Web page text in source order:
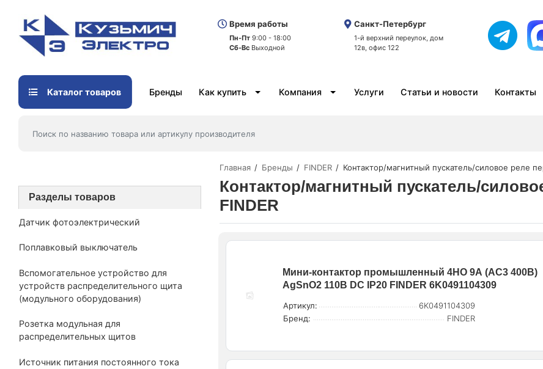
Время работы
Пн-Пт 9:00 - 18:00
Сб-Вс Выходной
Санкт-Петербург
1-й верхний переулок, дом
12в, офис 122
Каталог товаров Бренды Как купить Компания Услуги Статьи и новости Контакты
Главная Бренды FINDER Контактор/магнитный пускатель/силовое реле
Контактор/магнитный пускатель/
FINDER
Мини-контактор промышленный 4НО 9А (AC3 400В)
AgSnO2 110В DC IP20 FINDER 6K0491104309
Артикул:
6K0491104309
Бренд:
FINDER
Разделы товаров
Датчик фотоэлектрический
Поплавковый выключатель
Вспомогательное устройство для
устройств распределительного щита
(модульного оборудования)
Розетка модульная для
распределительных щитов
Источник питания постоянного тока